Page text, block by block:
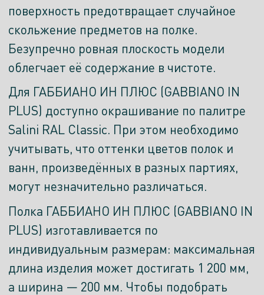
поверхность предотвращает случайное
скольжение предметов на полке.
Безупречно ровная плоскость модели
облегчает её содержание в чистоте.
Для ГАББИАНО ИН ПЛЮС (GABBIANO IN
PLUS) доступно окрашивание по палитре
Salini RAL Classic. При этом необходимо
учитывать, что оттенки цветов полок и
ванн, произведённых в разных партиях,
могут незначительно различаться.
Полка ГАББИАНО ИН ПЛЮС (GABBIANO IN
PLUS) изготавливается по
индивидуальным размерам: максимальная
длина изделия может достигать 1 200 мм,
а ширина — 200 мм. Чтобы подобрать